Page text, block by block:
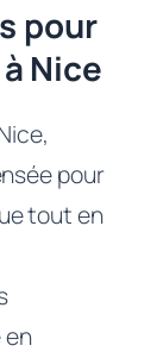
pour
Nice
pour
tout en
en